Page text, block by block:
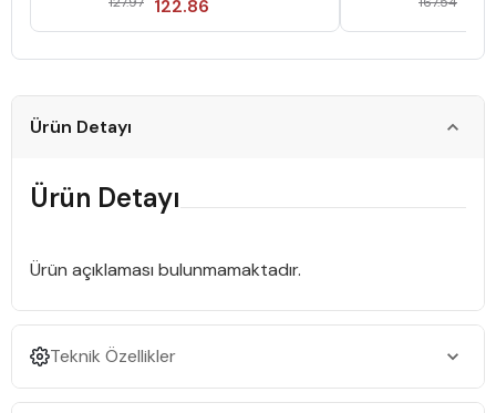
122.86
Ürün Detayı
Ürün Detayı
Ürün açıklaması bulunmamaktadır.
Teknik Özellikler